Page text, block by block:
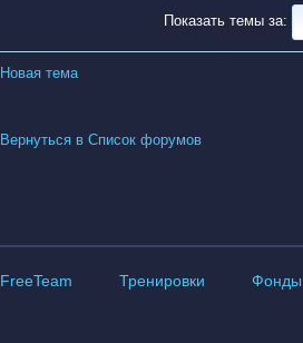
Показать темы за:
Новая тема
Вернуться в Список форумов
FreeTeam Тренировки Фонды